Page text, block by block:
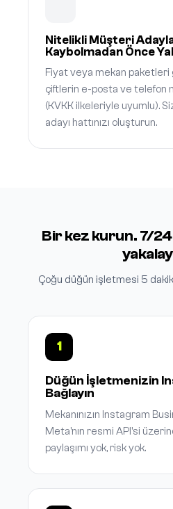
Nitelikli Müşteri
Kaybolmadan Önce
Fiyat veya mekan
çiftlerin e-posta ve telefon
(KVKK ilkeleriyle uyumlu).
adayı hattınızı oluşturun.
Bir kez kurun. 7/
Çoğu düğün işletmesi 5
1
Düğün İşletmenizin
Bağlayın
Mekanınızın Instagram
Meta'nın resmi API'si
paylaşımı yok, risk yok.